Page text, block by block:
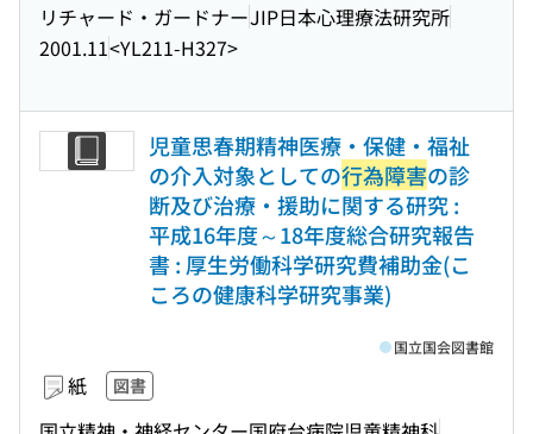
リチャード・ガードナーJIP日本心理療法研究所
2001.11<YL211-H327>
児童思春期精神医療・保健・福祉
の介入対象としての行為障害の診
断及び治療・援助に関する研究 :
平成16年度～18年度総合研究報告
書 : 厚生労働科学研究費補助金(こ
ころの健康科学研究事業)
紙 図書
国立国会図書館